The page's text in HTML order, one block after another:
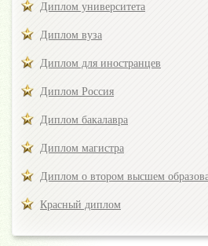
Диплом университета
Диплом вуза
Диплом для иностранцев
Диплом Россия
Диплом бакалавра
Диплом магистра
Диплом о втором высшем
Красный диплом